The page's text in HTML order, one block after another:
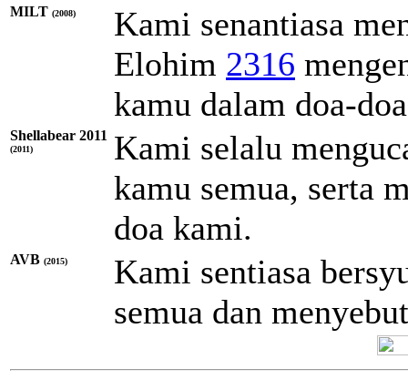
MILT (2008)
Kami senantiasa
Elohim 2316
kamu dalam doa-
Shellabear 2011
(2011)
Kami selalu
kamu semua, serta
doa kami.
AVB (2015)
Kami sentiasa
semua dan